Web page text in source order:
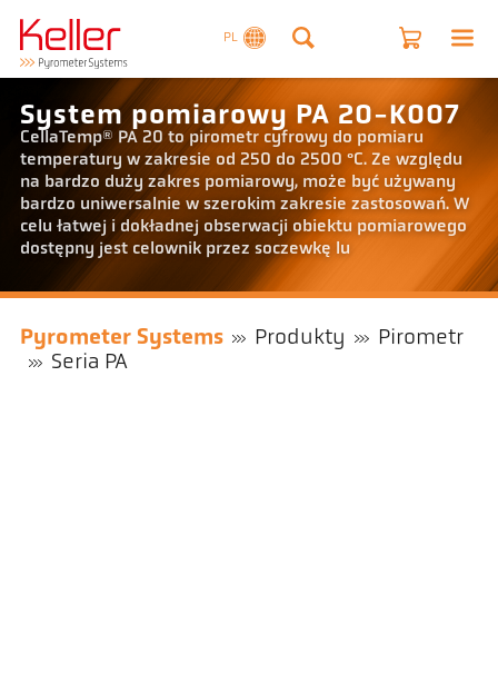
PL
System pomiarowy PA 20-K007
CellaTemp® PA 20 to pirometr cyfrowy do pomiaru
temperatury w zakresie od 250 do 2500 °C. Ze względu
na bardzo duży zakres pomiarowy, może być używany
bardzo uniwersalnie w szerokim zakresie zastosowań. W
celu łatwej i dokładnej obserwacji obiektu pomiarowego
dostępny jest celownik przez soczewkę lu
Pyrometer Systems Produkty
Pirometr
Seria PA